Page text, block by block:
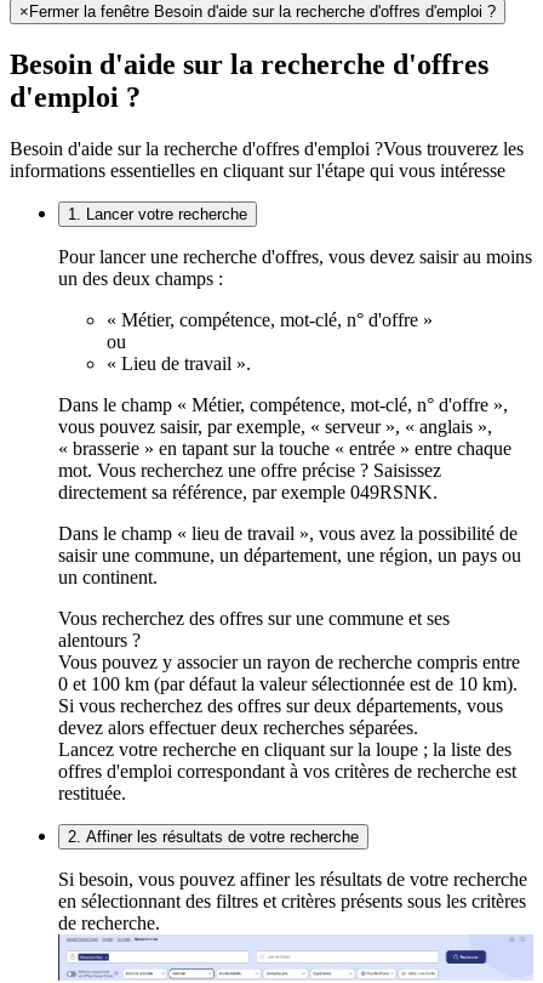
× Fermer la fenêtre Besoin d'aide sur la recherche d'offres d'emploi ?
Besoin d'aide sur la recherche d'offres
d'emploi ?
Besoin d'aide sur la recherche d'offres d'emploi ?Vous trouverez les
informations essentielles en cliquant sur l'étape qui vous intéresse
1. Lancer votre recherche
Pour lancer une recherche d'offres, vous devez saisir au moins
un des deux champs :
« Métier, compétence, mot-clé, n° d'offre »
ou
« Lieu de travail ».
Dans le champ « Métier, compétence, mot-clé, n° d'offre »,
vous pouvez saisir, par exemple, « serveur », « anglais »,
« brasserie » en tapant sur la touche « entrée » entre chaque
mot. Vous recherchez une offre précise ? Saisissez
directement sa référence, par exemple 049RSNK.
Dans le champ « lieu de travail », vous avez la possibilité de
saisir une commune, un département, une région, un pays ou
un continent.
Vous recherchez des offres sur une commune et ses
alentours ?
Vous pouvez y associer un rayon de recherche compris entre
0 et 100 km (par défaut la valeur sélectionnée est de 10 km).
Si vous recherchez des offres sur deux départements, vous
devez alors effectuer deux recherches séparées.
Lancez votre recherche en cliquant sur la loupe ; la liste des
offres d'emploi correspondant à vos critères de recherche est
restituée.
2. Affiner les résultats de votre recherche
Si besoin, vous pouvez affiner les résultats de votre recherche
en sélectionnant des filtres et critères présents sous les critères
de recherche.